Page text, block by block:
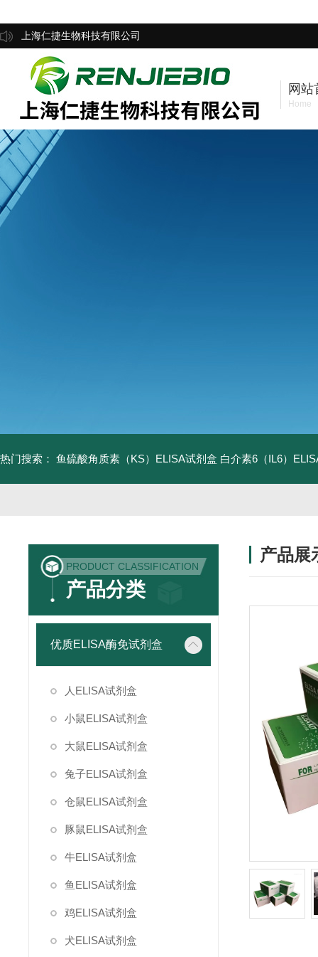
上海仁捷生物科技有限公司
网站
Home
热门搜索： 鱼硫酸角质素（KS）ELISA试剂盒 白介素6（IL6）
PRODUCT CLASSIFICATION
产品分类
优质ELISA酶免试剂盒
人ELISA试剂盒
小鼠ELISA试剂盒
大鼠ELISA试剂盒
兔子ELISA试剂盒
仓鼠ELISA试剂盒
豚鼠ELISA试剂盒
牛ELISA试剂盒
鱼ELISA试剂盒
鸡ELISA试剂盒
犬ELISA试剂盒
产品展